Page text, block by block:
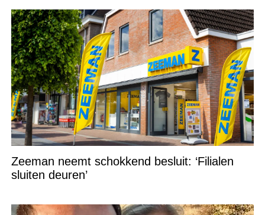
Zeeman neemt schokkend besluit: ‘Filialen
sluiten deuren’